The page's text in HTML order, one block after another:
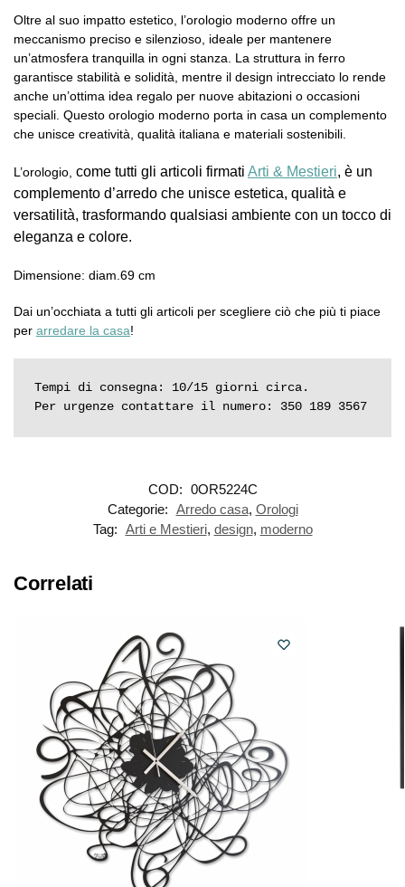
Oltre al suo impatto estetico, l’orologio moderno offre un
meccanismo preciso e silenzioso, ideale per mantenere
un’atmosfera tranquilla in ogni stanza. La struttura in ferro
garantisce stabilità e solidità, mentre il design intrecciato lo rende
anche un’ottima idea regalo per nuove abitazioni o occasioni
speciali. Questo orologio moderno porta in casa un complemento
che unisce creatività, qualità italiana e materiali sostenibili.
L’orologio, come tutti gli articoli firmati Arti & Mestieri, è un
complemento d’arredo che unisce estetica, qualità e
versatilità, trasformando qualsiasi ambiente con un tocco di
eleganza e colore.
Dimensione: diam.69 cm
Dai un’occhiata a tutti gli articoli per scegliere ciò che più ti piace
per arredare la casa!
Tempi di consegna: 10/15 giorni circa.
Per urgenze contattare il numero: 350 189 3567
COD: 0OR5224C
Categorie: Arredo casa, Orologi
Tag: Arti e Mestieri, design, moderno
Correlati